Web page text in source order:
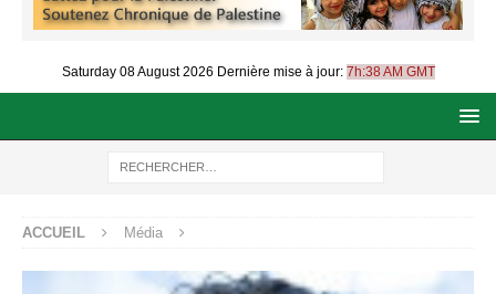
Saturday 08 August 2026 Dernière mise à jour: 7h:38 AM GMT
ACCUEIL Média